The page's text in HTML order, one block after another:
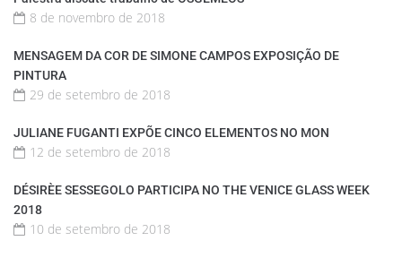
8 de novembro de 2018
MENSAGEM DA COR DE SIMONE CAMPOS EXPOSIÇÃO DE
PINTURA
29 de setembro de 2018
JULIANE FUGANTI EXPÕE CINCO ELEMENTOS NO MON
12 de setembro de 2018
DÉSIRÈE SESSEGOLO PARTICIPA NO THE VENICE GLASS WEEK
2018
10 de setembro de 2018